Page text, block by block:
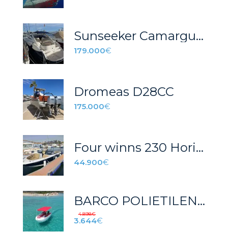
Sunseeker Camargue 44
179.000€
Dromeas D28CC
175.000€
Four winns 230 Horizon
44.900€
BARCO POLIETILENO PHDE
4.898€
3.644€